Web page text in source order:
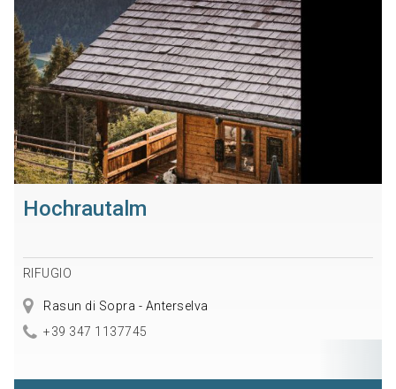
Hochrautalm
RIFUGIO
Rasun di Sopra - Anterselva
+39 347 1137745